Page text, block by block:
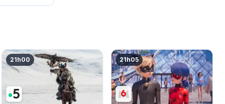
21h00 21h05